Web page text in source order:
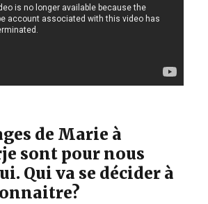
de Marie à
sont pour nous
Qui va se décider à